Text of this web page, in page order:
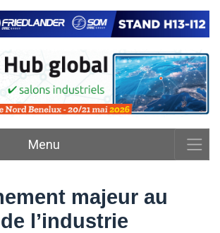
Menu
majeur au
l’industrie